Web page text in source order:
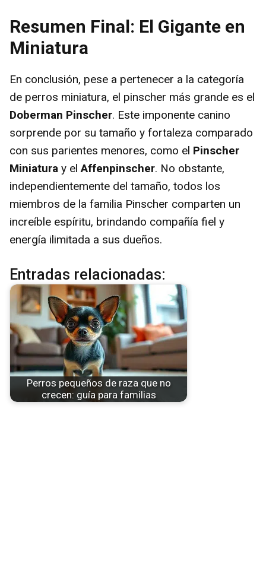
y
i
d
e
o
Resumen Final: El Gigante en
Miniatura
En conclusión, pese a pertenecer a la categoría
de perros miniatura, el pinscher más grande es el
Doberman Pinscher. Este imponente canino
sorprende por su tamaño y fortaleza comparado
con sus parientes menores, como el Pinscher
Miniatura y elAffenpinscher. No obstante,
independientemente del tamaño, todos los
miembros de la familia Pinscher comparten un
increíble espíritu, brindando compañía fiel y
energía ilimitada a sus dueños.
Entradas relacionadas:
Perros pequeños de raza que no
crecen: guía para familias